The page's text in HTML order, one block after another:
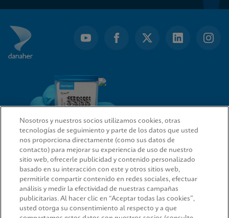
ENLACES RÁPIDOS
INFORMACIÓN LEGAL
Nosotros y nuestros socios utilizamos cookies, otras
tecnologías de seguimiento y parte de los datos que usted
nos proporciona directamente (como sus datos de
contacto) para mejorar su experiencia de uso de nuestro
sitio web, ofrecerle publicidad y contenido personalizado
basado en su interacción con este y otros sitios web,
permitirle compartir contenido en redes sociales, efectuar
análisis y medir la efectividad de nuestras campañas
publicitarias. Al hacer clic en “Aceptar todas las cookies”,
usted otorga su consentimiento al respecto y a que